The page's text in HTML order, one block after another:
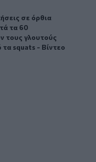
δεν πρέπει να
που μετά τα 60
σε όρθια στάση
σε όρθια
τα 60
τους γλουτούς
squats - Βίντεο